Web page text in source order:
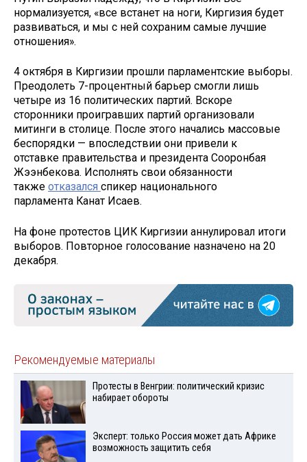
нормализуется, «все встанет на ноги, Киргизия будет
развиваться, и мы с ней сохраним самые лучшие
отношения».
4 октября в Киргизии прошли парламентские выборы.
Преодолеть 7-процентный барьер смогли лишь
четыре из 16 политических партий. Вскоре
сторонники проигравших партий организовали
митинги в столице. После этого начались массовые
беспорядки — впоследствии они привели к
отставке правительства и президента Сооронбая
Жээнбекова. Исполнять свои обязанности
также отказался спикер национального
парламента Канат Исаев.
На фоне протестов ЦИК Киргизии аннулировал итоги
выборов. Повторное голосование назначено на 20
декабря.
Рекомендуемые материалы
Протесты в Венгрии: политический кризис
набирает обороты
Эксперт: только Россия может дать Африке
возможность защитить себя